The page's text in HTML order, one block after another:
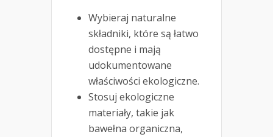
Wybieraj naturalne
składniki, które są łatwo
dostępne i mają
udokumentowane
właściwości ekologiczne.
Stosuj ekologiczne
materiały, takie jak
bawełna organiczna,